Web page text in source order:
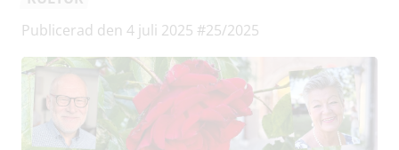
Publicerad den 4 juli 2025 #25/2025